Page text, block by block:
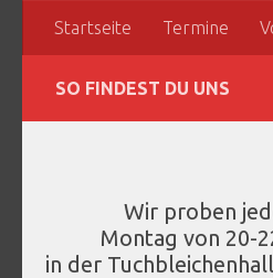
Zum Inhalt springen
Startseite Termine
SO FINDEST DU UNS
Wir proben
Montag von 20-
in der